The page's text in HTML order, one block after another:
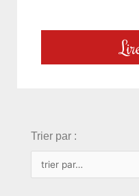
Trier par :